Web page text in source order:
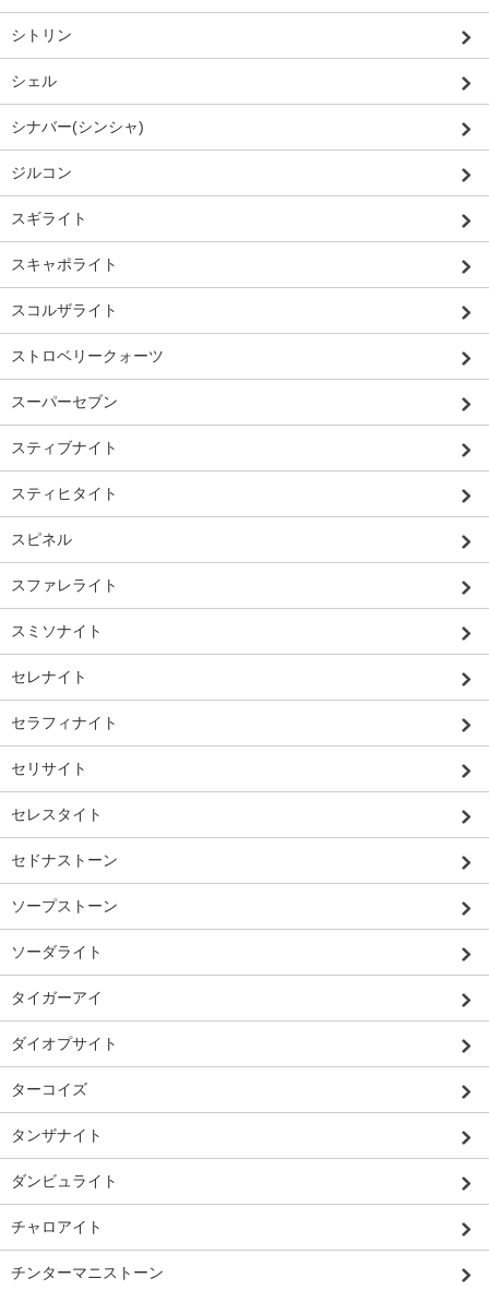
シトリン
シェル
シナバー(シンシャ)
ジルコン
スギライト
スキャポライト
スコルザライト
ストロベリークォーツ
スーパーセブン
スティブナイト
スティヒタイト
スピネル
スファレライト
スミソナイト
セレナイト
セラフィナイト
セリサイト
セレスタイト
セドナストーン
ソープストーン
ソーダライト
タイガーアイ
ダイオプサイト
ターコイズ
タンザナイト
ダンビュライト
チャロアイト
チンターマニストーン